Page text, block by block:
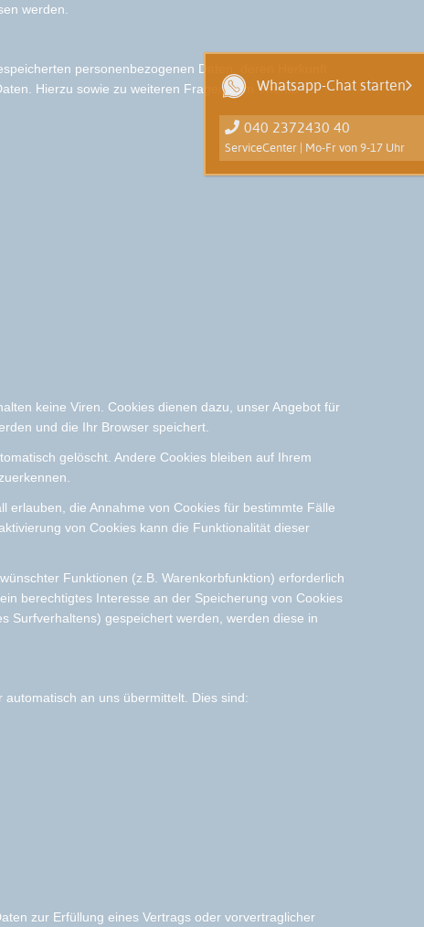
werden.
personenbezogenen Daten, deren Herkunft
Hierzu sowie zu weiteren Fragen zum Thema
keine Viren. Cookies dienen dazu, unser Angebot für
und die Ihr Browser speichert.
gelöscht. Andere Cookies bleiben auf Ihrem
erlauben, die Annahme von Cookies für bestimmte Fälle
von Cookies kann die Funktionalität dieser
Funktionen (z.B. Warenkorbfunktion) erforderlich
berechtigtes Interesse an der Speicherung von Cookies
Surfverhaltens) gespeichert werden, werden diese in
an uns übermittelt. Dies sind:
zur Erfüllung eines Vertrags oder vorvertraglicher
Whatsapp-Chat starten
040 2372430 40
ServiceCenter | Mo-Fr von 9-17 Uhr